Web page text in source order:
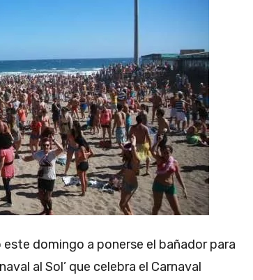
domingo a ponerse el bañador para
al Sol’ que celebra el Carnaval